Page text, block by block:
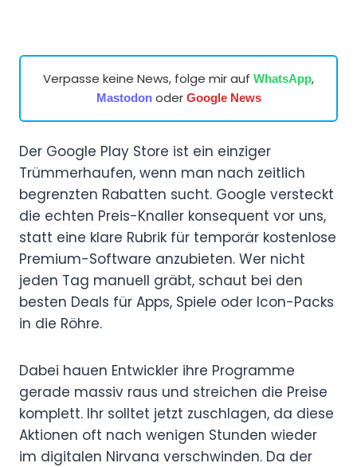
Verpasse keine News, folge mir auf WhatsApp,
Mastodonoder Google News
Der Google Play Store ist ein einziger
Trümmerhaufen, wenn man nach zeitlich
begrenzten Rabatten sucht. Google versteckt
die echten Preis-Knaller konsequent vor uns,
statt eine klare Rubrik für temporär kostenlose
Premium-Software anzubieten. Wer nicht
jeden Tag manuell gräbt, schaut bei den
besten Deals für Apps, Spiele oder Icon-Packs
in die Röhre.
Dabei hauen Entwickler ihre Programme
gerade massiv raus und streichen die Preise
komplett. Ihr solltet jetzt zuschlagen, da diese
Aktionen oft nach wenigen Stunden wieder
im digitalen Nirvana verschwinden. Da der